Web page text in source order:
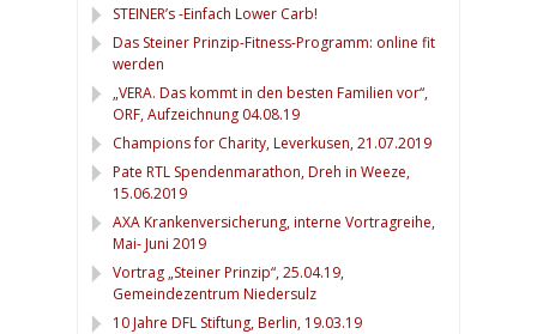
STEINER’s -Einfach Lower Carb!
Das Steiner Prinzip-Fitness-Programm: online fit
werden
„VERA. Das kommt in den besten Familien vor“,
ORF, Aufzeichnung 04.08.19
Champions for Charity, Leverkusen, 21.07.2019
Pate RTL Spendenmarathon, Dreh in Weeze,
15.06.2019
AXA Krankenversicherung, interne Vortragreihe,
Mai- Juni 2019
Vortrag „Steiner Prinzip“, 25.04.19,
Gemeindezentrum Niedersulz
10 Jahre DFL Stiftung, Berlin, 19.03.19